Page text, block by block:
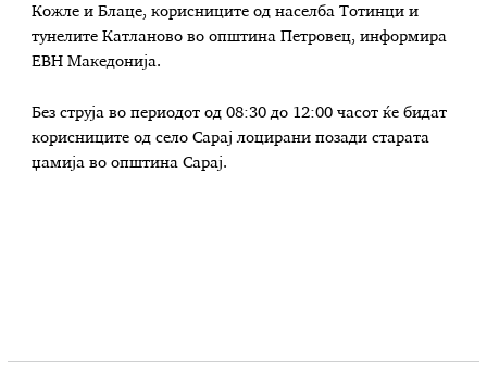
Кожле и Блаце, корисниците од населба Тотинци и
тунелите Катланово во општина Петровец, информира
ЕВН Македонија.
Без струја во периодот од 08:30 до 12:00 часот ќе бидат
корисниците од село Сарај лоцирани позади старата
џамија во општина Сарај.